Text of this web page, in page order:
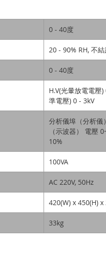
0 - 40度
20 - 90% RH, 不
0 - 40度
H.V(光暈放電電壓)
準電壓) 0 - 3kV
分析儀埠（分析儀
（示波器）
電壓
10%
100VA
AC 220V, 50Hz
420(W) x 450(H) x
33kg